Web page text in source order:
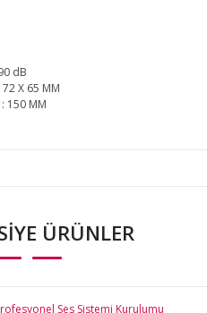
dB
X 65 MM
: 150 MM
resmi kalitesiz, bozuk veya
açıklamasında eksik bilgiler bulunuyor.
ÜRÜNLER